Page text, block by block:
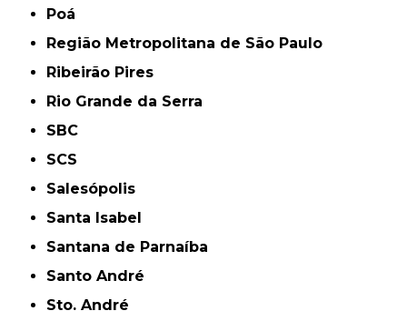
Poá
Região Metropolitana de São Paulo
Ribeirão Pires
Rio Grande da Serra
SBC
SCS
Salesópolis
Santa Isabel
Santana de Parnaíba
Santo André
Sto. André